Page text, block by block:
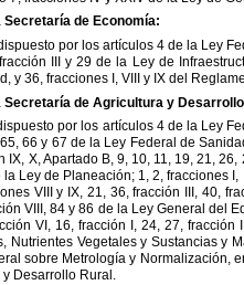
Secretaría de Economía:
por los artículos 4 de la Ley
fracción y 29 de la Ley de
y 36, fracciones I, VIII y IX del
Secretaría de Agricultura y Desarrollo
por los artículos 4 de la Ley
65, 66 y 67 de la Ley Federal de
IX, X,Apartado B, 9, 10, 11, 19, 21, 26,
la Ley de Planeación; 1, 2, fracciones I,
VIII y IX, 21, 36, fracción III, 40,
VIII, 84 y 86 de la Ley General del
VI, 16, fracción I, 24, 27, fracción
Nutrientes Vegetales y Sustancias y
sobre Metrología y Normalización,
y Desarrollo Rural.